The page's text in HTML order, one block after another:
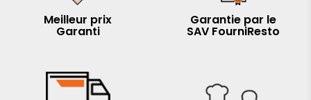
Meilleur prix
Garanti
Garantie par le
SAV FourniResto